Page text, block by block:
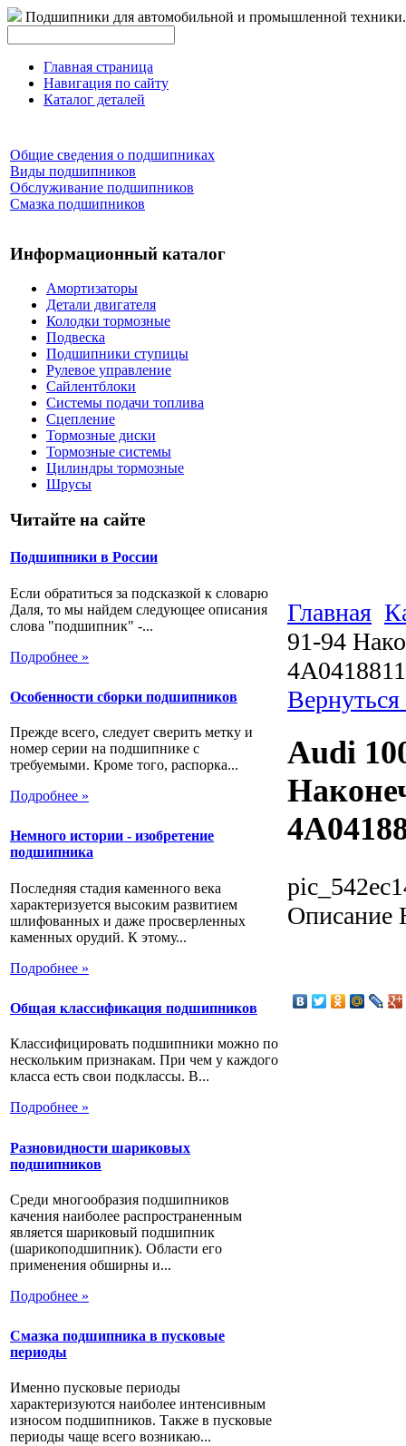
Подшипники для автомобильной и промышленной техники.
Главная страница
Навигация по сайту
Каталог деталей
Общие сведения о подшипниках
Виды подшипников
Обслуживание подшипников
Смазка подшипников
Информационный каталог
Амортизаторы
Детали двигателя
Колодки тормозные
Подвеска
Подшипники ступицы
Рулевое управление
Сайлентблоки
Системы подачи топлива
Сцепление
Тормозные диски
Тормозные системы
Цилиндры тормозные
Шрусы
Читайте на сайте
Подшипники в России
Если обратиться за подсказкой к словарю
Даля, то мы найдем следующее описания
слова "подшипник" -...
Подробнее »
Особенности сборки подшипников
Прежде всего, следует сверить метку и
номер серии на подшипнике с
требуемыми. Кроме того, распорка...
Подробнее »
Немного истории - изобретение
подшипника
Последняя стадия каменного века
характеризуется высоким развитием
шлифованных и даже просверленных
каменных орудий. К этому...
Подробнее »
Общая классификация подшипников
Классифицировать подшипники можно по
нескольким признакам. При чем у каждого
класса есть свои подклассы. В...
Подробнее »
Разновидности шариковых
подшипников
Среди многообразия подшипников
качения наиболее распространенным
является шариковый подшипник
(шарикоподшипник). Области его
применения обширны и...
Подробнее »
Смазка подшипника в пусковые
периоды
Именно пусковые периоды
характеризуются наиболее интенсивным
износом подшипников. Также в пусковые
периоды чаще всего возникаю...
Главная
91-94
Audi
Описание